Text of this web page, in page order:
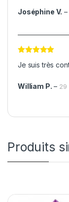
Joséphine V. –
5
Je suis très
William P. – 29
Produits